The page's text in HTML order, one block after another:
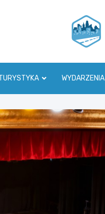
WYDARZENIA